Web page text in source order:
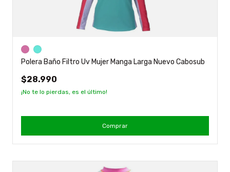
Polera Baño Filtro Uv Mujer Manga Larga Nuevo Cabosub
$28.990
¡No te lo pierdas, es el último!
Comprar